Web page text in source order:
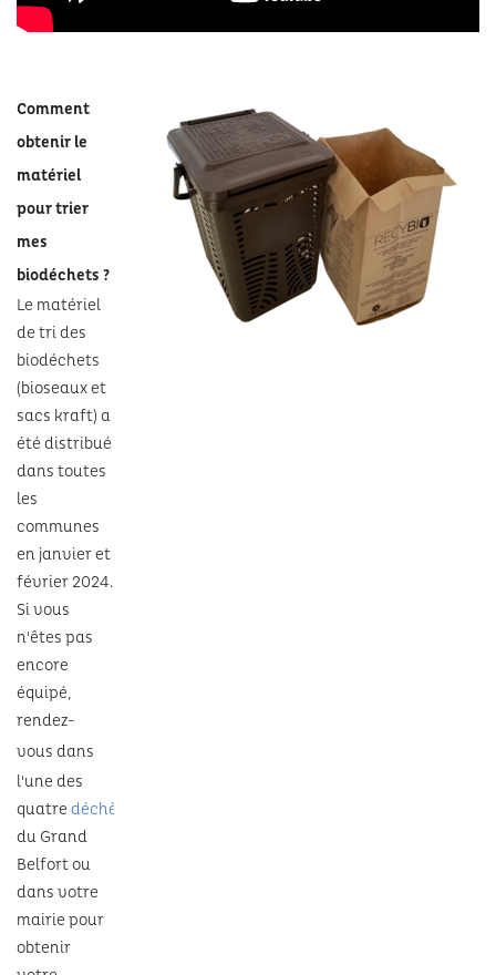
Comment
obtenir le
matériel
pour trier
mes
biodéchets ?
Le matériel
de tri des
biodéchets
(bioseaux et
sacs kraft) a
été distribué
dans toutes
les
communes
en janvier et
février 2024.
Si vous
n'êtes pas
encore
équipé,
rendez-
vous dans
l'une des
quatre déchèteries
du Grand
Belfort ou
dans votre
mairie pour
obtenir